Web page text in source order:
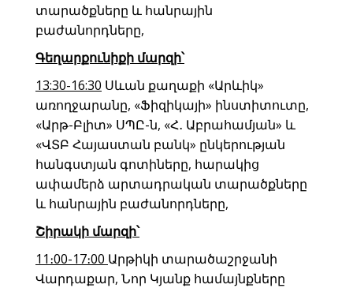
տարածքները և հանրային
բաժանորդները,
Գեղարքունիքի մարզի՝
13:30-16:30 Սևան քաղաքի «Արևիկ»
առողջարանը, «Ֆիզիկայի» ինստիտուտը,
«Արթ-Բլիտ» ՍՊԸ-ն, «Հ․ Աբրահամյան» և
«ՎՏԲ Հայաստան բանկ» ընկերության
հանգստյան գոտիները, հարակից
ափամերձ արտադրական տարածքները
և հանրային բաժանորդները,
Շիրակի մարզի՝
11։00-17։00 Արթիկի տարածաշրջանի
Վարդաքար, Նոր Կյանք համայնքները